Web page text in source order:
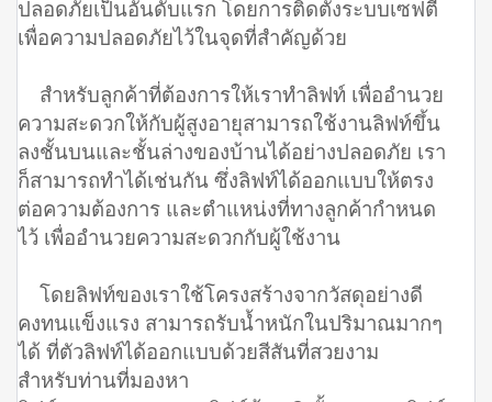
ปลอดภัยเป็นอันดับแรก โดยการติดตั้งระบบเซฟตี้
เพื่อความปลอดภัยไว้ในจุดที่สำคัญด้วย
สำหรับลูกค้าที่ต้องการให้เราทำลิฟท์ เพื่ออำนวย
ความสะดวกให้กับผู้สูงอายุสามารถใช้งานลิฟท์ขึ้น
ลงชั้นบนและชั้นล่างของบ้านได้อย่างปลอดภัย เรา
ก็สามารถทำได้เช่นกัน ซึ่งลิฟท์ได้ออกแบบให้ตรง
ต่อความต้องการ และตำแหน่งที่ทางลูกค้ากำหนด
ไว้ เพื่ออำนวยความสะดวกกับผู้ใช้งาน
โดยลิฟท์ของเราใช้โครงสร้างจากวัสดุอย่างดี
คงทนแข็งแรง สามารถรับน้ำหนักในปริมาณมากๆ
ได้ ที่ตัวลิฟท์ได้ออกแบบด้วยสีสันที่สวยงาม
สำหรับท่านที่มองหา